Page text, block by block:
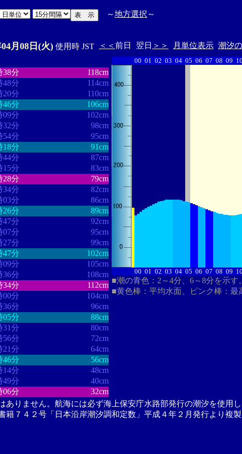
～地方選択 ～
月08日(火) 使用時 JST ＜＜ 前日 翌日 ＞＞ 月単位表示 潮汐
38分
118cm
48分
114cm
20分
110cm
46分
106cm
09分
102cm
32分
98cm
54分
95cm
18分
91cm
44分
87cm
15分
83cm
28分
79cm
34分
82cm
03分
86cm
26分
89cm
47分
92cm
07分
95cm
27分
99cm
47分
102cm
09分
105cm
36分
108cm
34分
112cm
00分
104cm
36分
96cm
05分
88cm
31分
80cm
56分
72cm
21分
64cm
46分
56cm
14分
48cm
49分
40cm
06分 32cm
00 01 02 03 04 05 06 07 08 09 10
00 01 02 03 04 05 06 07 08 09 10
■潮の青色：2～4分、6～8分を示す。
■黄色棒：平均水面、ピンク棒：最
りません。航海には必ず海上保安庁水路部発行の潮汐を使用し
７４２号「日本沿岸潮汐調和定数」平成４年２月発行より複製